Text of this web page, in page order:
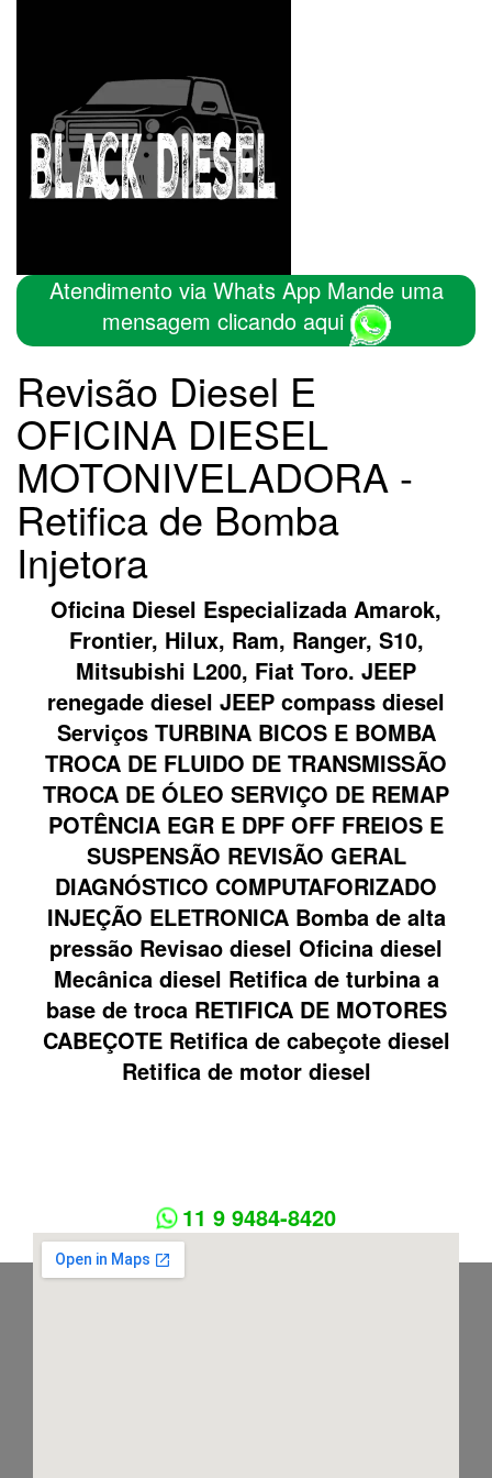
Atendimento via Whats App Mande uma
mensagem clicando aqui
Revisão Diesel E
OFICINA DIESEL
MOTONIVELADORA -
Retifica de Bomba
Injetora
Oficina Diesel Especializada Amarok,
Frontier, Hilux, Ram, Ranger, S10,
Mitsubishi L200, Fiat Toro. JEEP
renegade diesel JEEP compass diesel
Serviços TURBINA BICOS E BOMBA
TROCA DE FLUIDO DE TRANSMISSÃO
TROCA DE ÓLEO SERVIÇO DE REMAP
POTÊNCIA EGR E DPF OFF FREIOS E
SUSPENSÃO REVISÃO GERAL
DIAGNÓSTICO COMPUTAFORIZADO
INJEÇÃO ELETRONICA Bomba de alta
pressão Revisao diesel Oficina diesel
Mecânica diesel Retifica de turbina a
base de troca RETIFICA DE MOTORES
CABEÇOTE Retifica de cabeçote diesel
Retifica de motor diesel
11 9 9484-8420